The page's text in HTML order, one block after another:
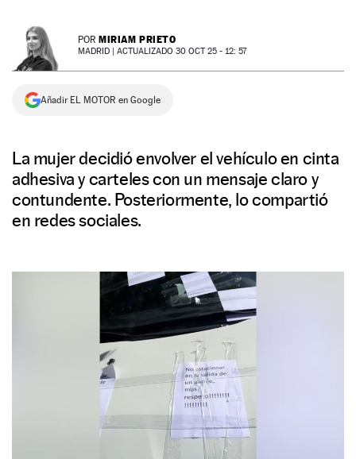
NEWSLETTER POR MIRIAM PRIETO
MADRID | ACTUALIZADO 30 OCT 25 - 12: 57
Añadir EL MOTOR en Google
La mujer decidió envolver el vehículo en cinta
adhesiva y carteles con un mensaje claro y
contundente. Posteriormente, lo compartió
en redes sociales.